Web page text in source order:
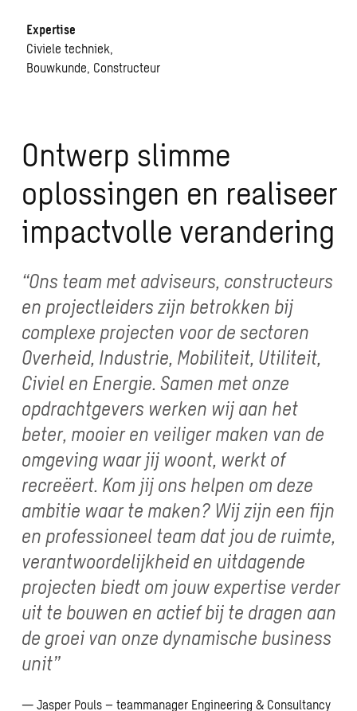
Expertise
Civiele techniek,
Bouwkunde, Constructeur
Ontwerp slimme
oplossingen en realiseer
impactvolle verandering
“Ons team met adviseurs, constructeurs
en projectleiders zijn betrokken bij
complexe projecten voor de sectoren
Overheid, Industrie, Mobiliteit, Utiliteit,
Civiel en Energie. Samen met onze
opdrachtgevers werken wij aan het
beter, mooier en veiliger maken van de
omgeving waar jij woont, werkt of
recreëert. Kom jij ons helpen om deze
ambitie waar te maken? Wij zijn een fijn
en professioneel team dat jou de ruimte,
verantwoordelijkheid en uitdagende
projecten biedt om jouw expertise verder
uit te bouwen en actief bij te dragen aan
de groei van onze dynamische business
unit”
— Jasper Pouls – teammanager Engineering & Consultancy